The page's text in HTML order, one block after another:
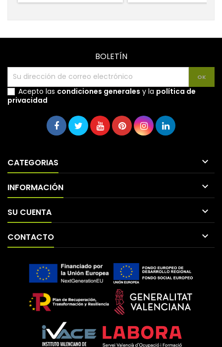
BOLETÍN
Acepto las condiciones generales y la política de
privacidad
CATEGORIAS 
INFORMACIÓN 
SU CUENTA 
CONTACTO 